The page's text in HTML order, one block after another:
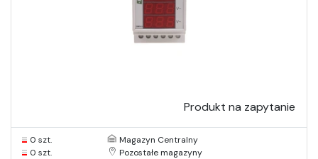
Produkt na zapytanie
0 szt.
Magazyn Centralny
0 szt.
Pozostałe magazyny